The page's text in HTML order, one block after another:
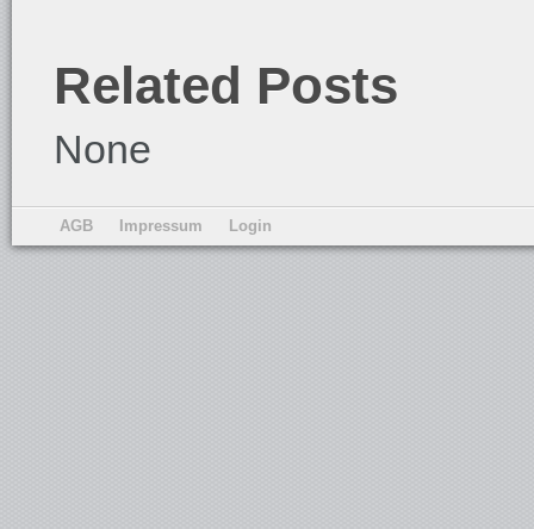
Related Posts
None
AGB Impressum Login